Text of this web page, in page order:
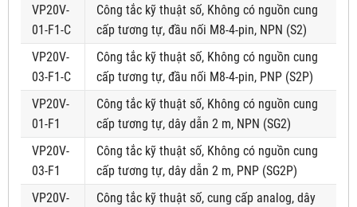
VP20V-
01-F1-C
Công tắc kỹ thuật số, Không có nguồn cung
cấp tương tự, đầu nối M8-4-pin, NPN (S2)
VP20V-
03-F1-C
Công tắc kỹ thuật số, Không có nguồn cung
cấp tương tự, đầu nối M8-4-pin, PNP (S2P)
VP20V-
01-F1
Công tắc kỹ thuật số, Không có nguồn cung
cấp tương tự, dây dẫn 2 m, NPN (SG2)
VP20V-
03-F1
Công tắc kỹ thuật số, Không có nguồn cung
cấp tương tự, dây dẫn 2 m, PNP (SG2P)
VP20V-
Công tắc kỹ thuật số, cung cấp analog, dây